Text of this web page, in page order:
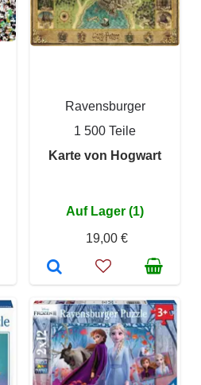
Ravensburger
1 500 Teile
Karte von Hogwart
Auf Lager (1)
19,00 €